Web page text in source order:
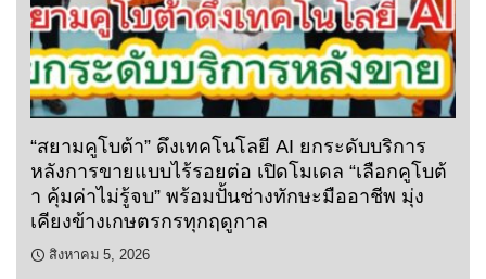
“สยามคูโบต้า” ดึงเทคโนโลยี AI ยกระดับบริการ
หลังการขายแบบไร้รอยต่อ เปิดโมเดล “เลือกคูโบต้
า คุ้มค่าไม่รู้จบ” พร้อมปั้นช่างทักษะมืออาชีพ มุ่ง
เคียงข้างเกษตรกรทุกฤดูกาล
สิงหาคม 5, 2026